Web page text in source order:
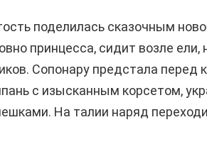
поделилась сказочным
принцесса, сидит возле ели,
Сопонару предстала перед
с изысканным корсетом,
На талии наряд